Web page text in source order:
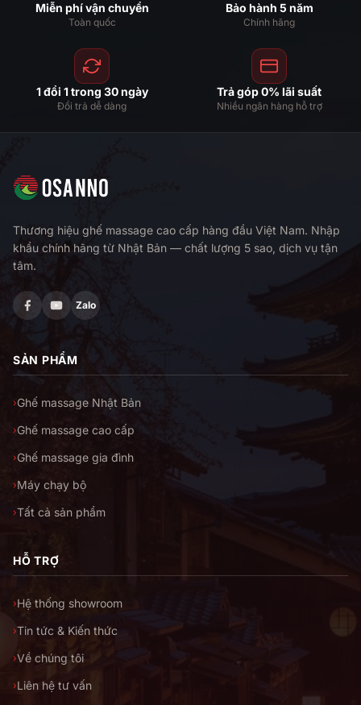
Miễn phí vận chuyển
Toàn quốc
Bảo hành 5 năm
Chính hãng
1 đổi 1 trong 30 ngày
Đổi trả dễ dàng
Trả góp 0% lãi suất
Nhiều ngân hàng hỗ trợ
Thương hiệu ghế massage cao cấp hàng đầu Việt Nam. Nhập
khẩu chính hãng từ Nhật Bản — chất lượng 5 sao, dịch vụ tận
tâm.
Zalo
SẢN PHẨM
›Ghế massage Nhật Bản
›Ghế massage cao cấp
›Ghế massage gia đình
›Máy chạy bộ
›Tất cả sản phẩm
HỖ TRỢ
›Hệ thống showroom
›Tin tức & Kiến thức
›Về chúng tôi
›Liên hệ tư vấn